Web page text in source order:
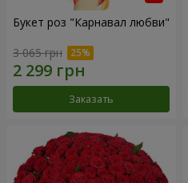
Букет роз "Карнавал любви"
3 065 грн
Заказать